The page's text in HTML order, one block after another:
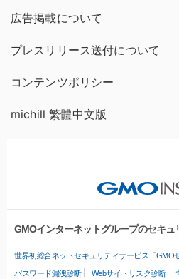
広告掲載について
プレスリリース送付について
コンテンツポリシー
michill 繁體中文版
GMOインターネットグループのセキュ
世界初総合ネットセキュリティサービス「GMO
パスワード漏洩診断 Webサイトリスク診断